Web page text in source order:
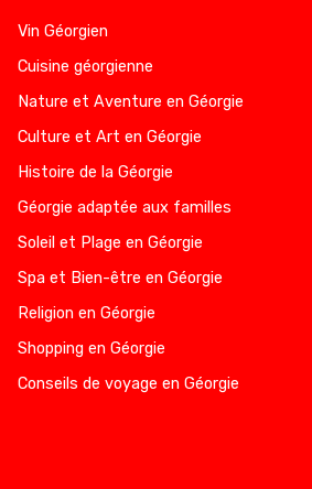
Vin Géorgien
Cuisine géorgienne
Nature et Aventure en Géorgie
Culture et Art en Géorgie
Histoire de la Géorgie
Géorgie adaptée aux familles
Soleil et Plage en Géorgie
Spa et Bien-être en Géorgie
Religion en Géorgie
Shopping en Géorgie
Conseils de voyage en Géorgie